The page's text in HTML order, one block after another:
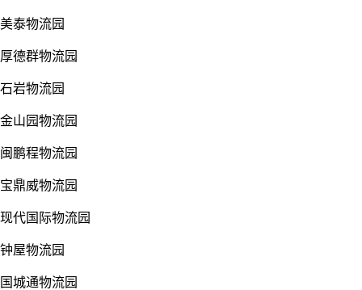
美泰物流园
厚德群物流园
石岩物流园
金山园物流园
闽鹏程物流园
宝鼎威物流园
现代国际物流园
钟屋物流园
国城通物流园